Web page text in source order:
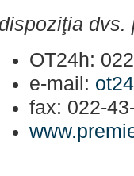
dvs.
OT24h:
e-mail:
fax: 022-